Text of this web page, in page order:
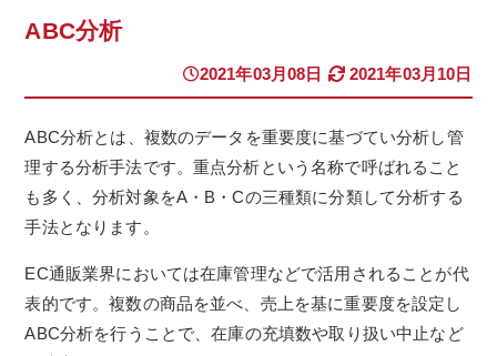
ABC分析
2021年03月08日 2021年03月10日
ABC分析とは、複数のデータを重要度に基づてい分析し管
理する分析手法です。重点分析という名称で呼ばれること
も多く、分析対象をA・B・Cの三種類に分類して分析する
手法となります。
EC通販業界においては在庫管理などで活用されることが代
表的です。複数の商品を並べ、売上を基に重要度を設定し
ABC分析を行うことで、在庫の充填数や取り扱い中止など